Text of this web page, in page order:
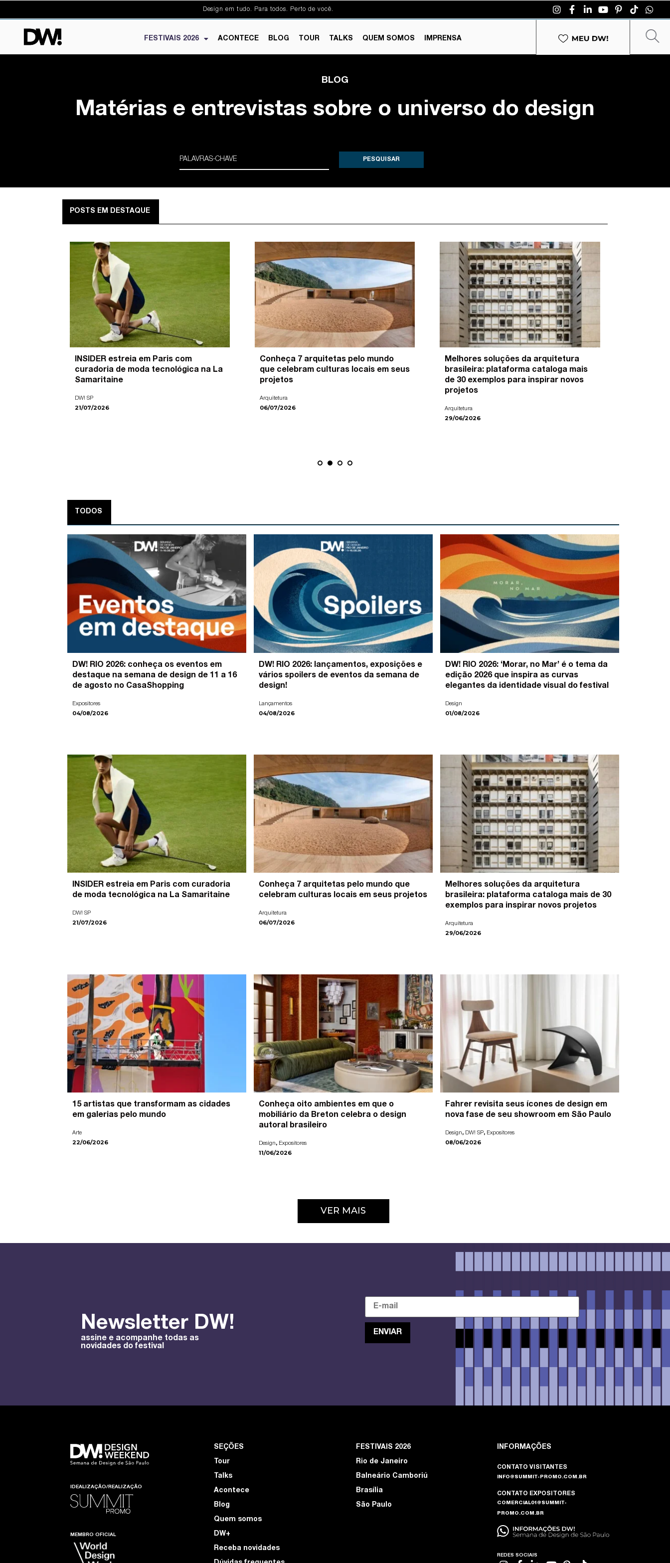
Design em tudo. Para todos. Perto de você.
FESTIVAIS 2026 ACONTECE BLOG TOUR TALKS QUEM SOMOS IMPRENSA
BLOG
Matérias e entrevistas sobre o universo do design
PESQUISAR
POSTS EM DESTAQUE
INSIDER estreia em Paris com
curadoria de moda tecnológica na La
Samaritaine
DW! SP
21/07/2026
Conheça 7 arquitetas pelo mundo
que celebram culturas locais em seus
projetos
Arquitetura
06/07/2026
Melhores soluções da arquitetura
brasileira: plataforma cataloga mais
de 30 exemplos para inspirar novos
projetos
Arquitetura
29/06/2026
TODOS
DW! RIO 2026: conheça os eventos em
destaque na semana de design de 11 a 16
de agosto no CasaShopping
Expositores
04/08/2026
DW! RIO 2026: lançamentos, exposições e
vários spoilers de eventos da semana de
design!
Lançamentos
04/08/2026
DW! RIO 2026: ‘Morar, no Mar’ é o tema da
edição 2026 que inspira as curvas
elegantes da identidade visual do festival
Design
01/08/2026
INSIDER estreia em Paris com curadoria
de moda tecnológica na La Samaritaine
DW! SP
21/07/2026
Conheça 7 arquitetas pelo mundo que
celebram culturas locais em seus projetos
Arquitetura
06/07/2026
Melhores soluções da arquitetura
brasileira: plataforma cataloga mais de 30
exemplos para inspirar novos projetos
Arquitetura
29/06/2026
15 artistas que transformam as cidades
em galerias pelo mundo
Arte
22/06/2026
Conheça oito ambientes em que o
mobiliário da Breton celebra o design
autoral brasileiro
Design, Expositores
11/06/2026
Fahrer revisita seus ícones de design em
nova fase de seu showroom em São Paulo
Design, DW! SP, Expositores
08/06/2026
VER MAIS
Newsletter DW!
assine e acompanhe todas as
novidades do festival
IDEALIZAÇÃO/REALIZAÇÃO
MEMBRO OFICIAL
SEÇÕES
Tour
Talks
Acontece
Blog
Quem somos
DW+
Receba novidades
FESTIVAIS 2026
Rio de Janeiro
Balneário Camboriú
Brasília
São Paulo
INFORMAÇÕES
CONTATO VISITANTES
INFO@SUMMIT-PROMO.COM.BR
CONTATO EXPOSITORES
COMERCIAL01@SUMMIT-
PROMO.COM.BR
REDES SOCIAIS